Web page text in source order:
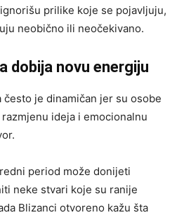
prilike koje se pojavljuju,
neobično ili neočekivano.
dobija novu energiju
često je dinamičan jer su osobe
ideja i emocionalnu
period može donijeti
neke stvari koje su ranije
Blizanci otvoreno kažu šta